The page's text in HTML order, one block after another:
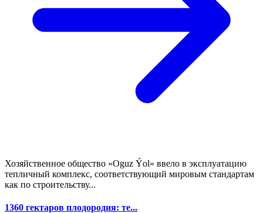
Хозяйственное общество «Oguz Ýol» ввело в эксплуатацию
тепличный комплекс, соответствующий мировым стандартам
как по строительству...
1360 гектаров плодородия: те...